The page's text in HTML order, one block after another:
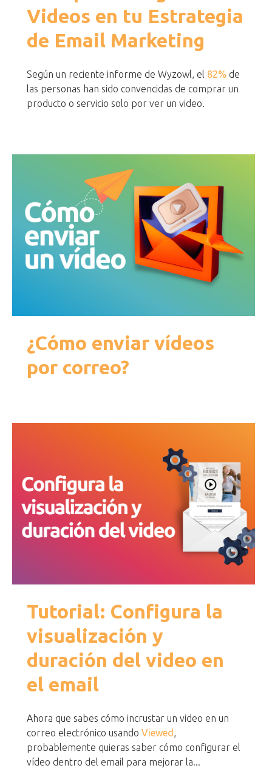
Videos en tu Estrategia
de Email Marketing
Según un reciente informe de Wyzowl, el 82% de
las personas han sido convencidas de comprar un
producto o servicio solo por ver un video.
¿Cómo enviar vídeos
por correo?
Tutorial: Configura la
visualización y
duración del video en
el email
Ahora que sabes cómo incrustar un video en un
correo electrónico usando Viewed ,
probablemente quieras saber cómo configurar el
vídeo dentro del email para mejorar la...